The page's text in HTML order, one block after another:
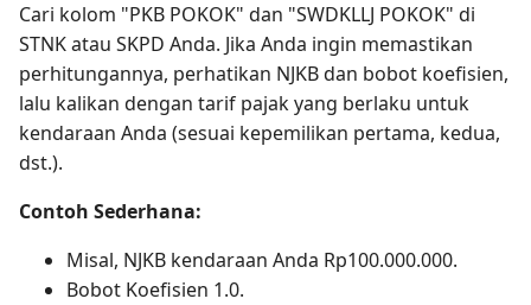
Cari kolom "PKB POKOK" dan "SWDKLLJ POKOK" di
STNK atau SKPD Anda. Jika Anda ingin memastikan
perhitungannya, perhatikan NJKB dan bobot koefisien,
lalu kalikan dengan tarif pajak yang berlaku untuk
kendaraan Anda (sesuai kepemilikan pertama, kedua,
dst.).
Contoh Sederhana:
Misal, NJKB kendaraan Anda Rp100.000.000.
Bobot Koefisien 1.0.